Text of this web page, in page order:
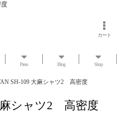
カート
Press Blog Shop
SH-109 大麻シャツ2 高密度
麻シャツ2 高密度